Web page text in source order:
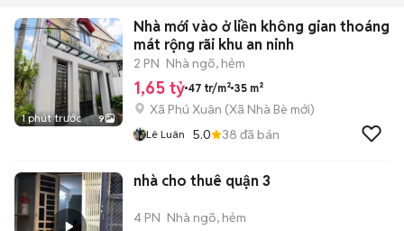
1 phút trước 9
Nhà mới vào ở liền không gian thoáng
mát rộng rãi khu an ninh
2 PN Nhà ngõ, hẻm
1,65 tỷ 47 tr/m² 35 m²
Xã Phú Xuân (Xã Nhà Bè mới)
Lê Luân 5.0 38 đã bán
nhà cho thuê quận 3
4 PN Nhà ngõ, hẻm